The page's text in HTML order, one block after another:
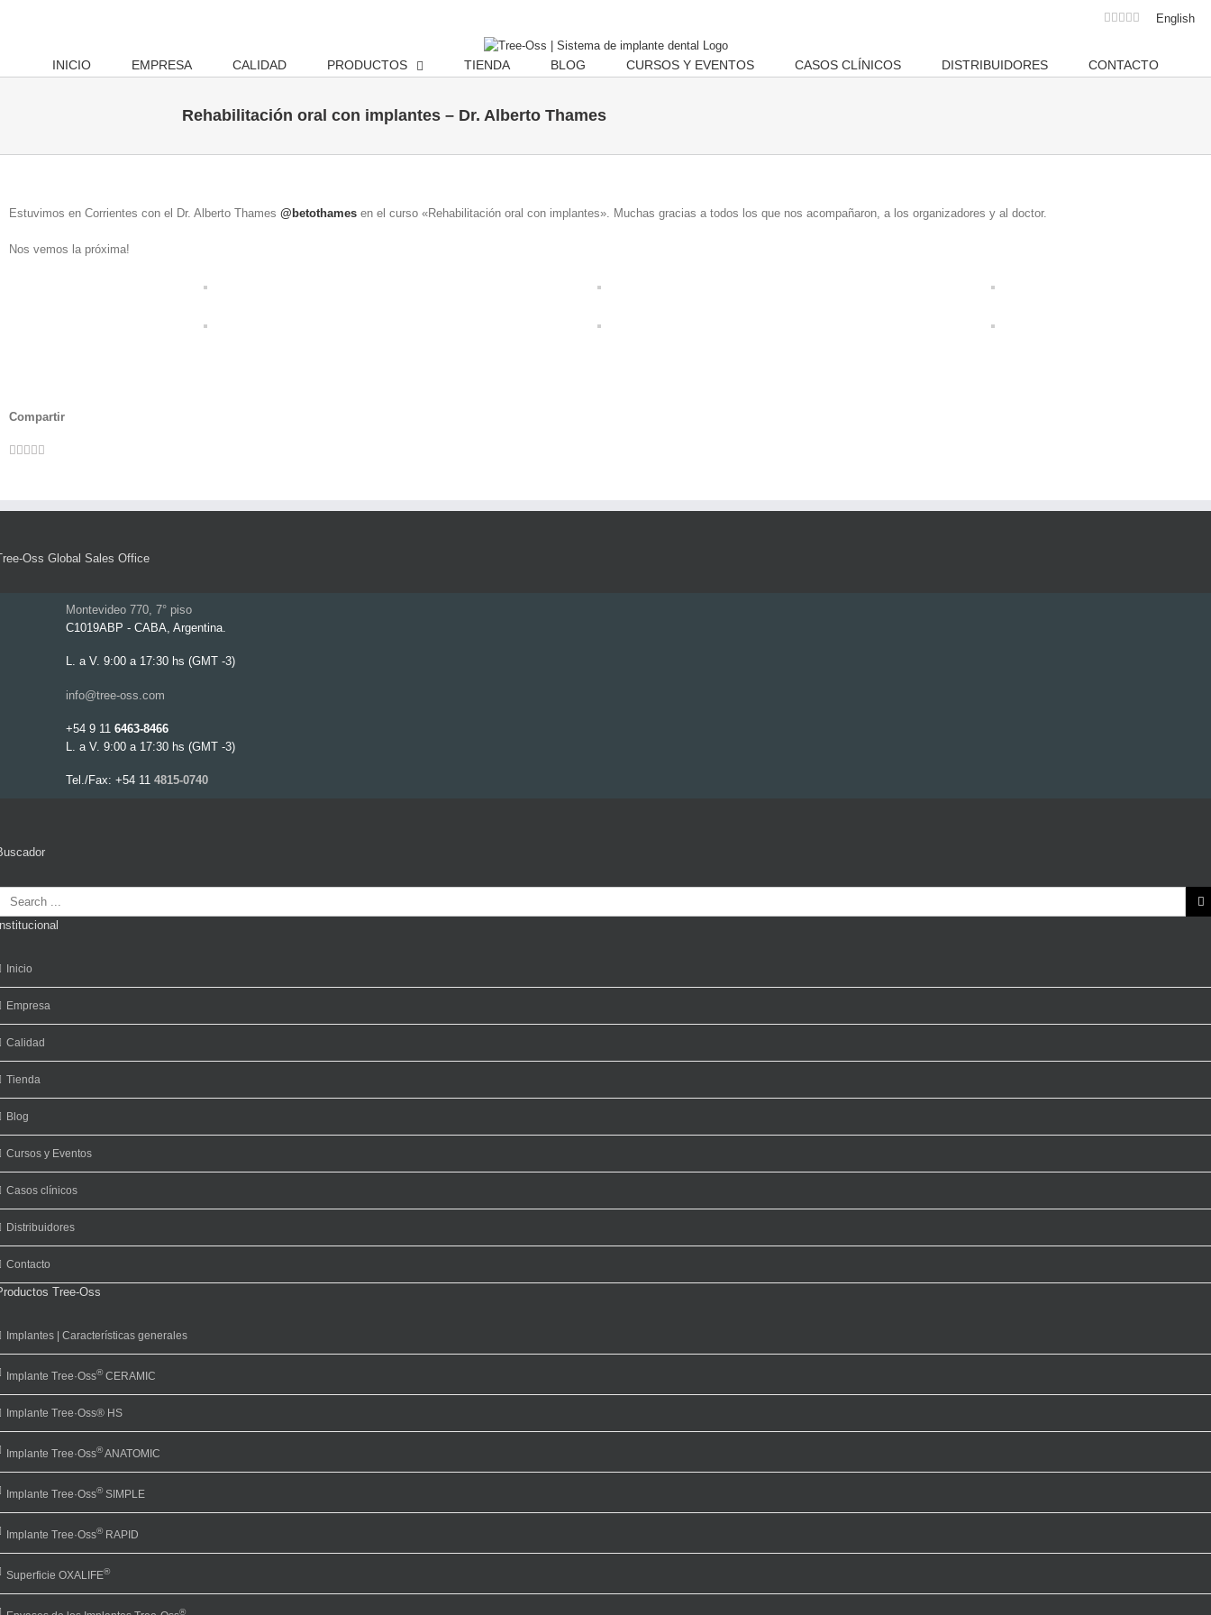
English
Facebook
Instagram
Twitter
Youtube
Email
INICIO EMPRESA CALIDAD PRODUCTOS TIENDA BLOG CURSOS Y EVENTOS CASOS CLÍNICOS DISTRIBUIDORES CONTACTO
Rehabilitación oral con implantes – Dr. Alberto Thames
Estuvimos en Corrientes con el Dr. Alberto Thames @betothames en el curso «Rehabilitación oral con implantes». Muchas gracias a todos los que nos acompañaron, a los organizadores y al doctor.
Nos vemos la próxima!
Compartir
Facebook
Twitter
LinkedIn
Whatsapp
Pinterest
Oss Global Sales Office
Montevideo 770, 7° piso
C1019ABP - CABA, Argentina.
L. a V. 9:00 a 17:30 hs (GMT -3)
info@tree-oss.com
+54 9 11 6463-8466
L. a V. 9:00 a 17:30 hs (GMT -3)
Tel./Fax: +54 11 4815-0740
Inicio
Empresa
Calidad
Tienda
Blog
Cursos y Eventos
Casos clínicos
Distribuidores
Contacto
Tree-Oss
Implantes | Características generales
Implante Tree·Oss®CERAMIC
Implante Tree·Oss® HS
Implante Tree·Oss®ANATOMIC
Implante Tree·Oss®SIMPLE
Implante Tree·Oss®RAPID
Superficie OXALIFE®
®